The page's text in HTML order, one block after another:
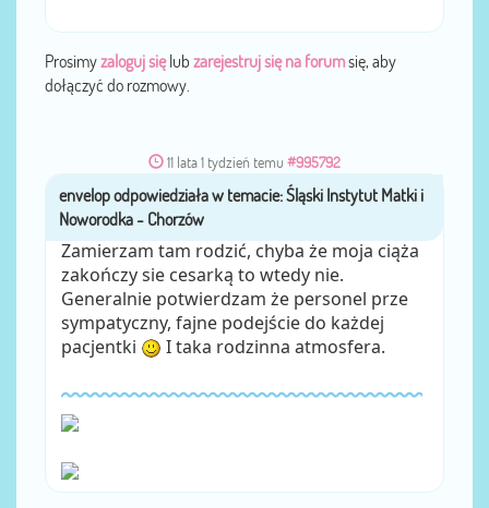
Prosimyzaloguj sięlub zarejestruj się na forumsię, aby
dołączyć do rozmowy.
11 lata 1 tydzień temu #995792
przez envelop
Zamierzam tam rodzić, chyba że moja ciąża
zakończy sie cesarką to wtedy nie.
Generalnie potwierdzam że personel prze
sympatyczny, fajne podejście do każdej
pacjentki
I taka rodzinna atmosfera.